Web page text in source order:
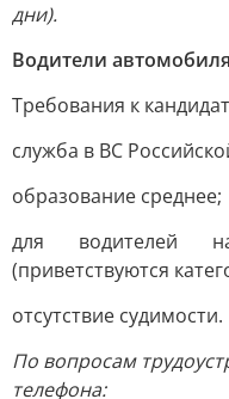
дни).
Водители
Требования к
служба в ВС
образование среднее;
для водителей
(приветствуются
отсутствие судимости.
По вопросам
телефона: